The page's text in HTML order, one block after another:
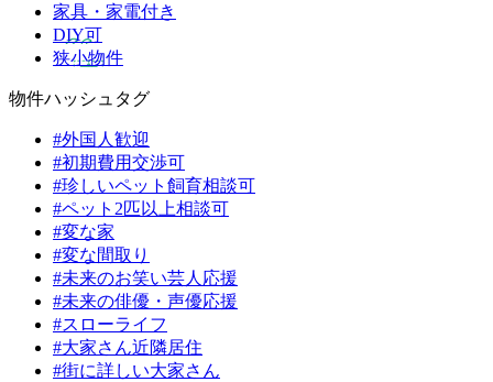
家具・家電付き
DIY可
狭小物件
物件ハッシュタグ
#外国人歓迎
#初期費用交渉可
#珍しいペット飼育相談可
#ペット2匹以上相談可
#変な家
#変な間取り
#未来のお笑い芸人応援
#未来の俳優・声優応援
#スローライフ
#大家さん近隣居住
#街に詳しい大家さん